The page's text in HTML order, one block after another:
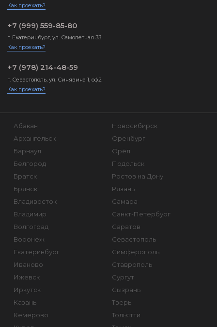
Как проехать?
+7 (999) 559-85-80
г. Екатеринбург, ул. Самолетная 33
Как проехать?
+7 (978) 214-48-59
г. Севастополь, ул. Синявина 1, оф.2
Как проехать?
Абакан
Архангельск
Барнаул
Белгород
Братск
Брянск
Владивосток
Владимир
Волгоград
Воронеж
Екатеринбург
Иваново
Ижевск
Иркутск
Казань
Кемерово
Новосибирск
Оренбург
Орёл
Подольск
Ростов на Дону
Рязань
Самара
Санкт-Петербург
Саратов
Севастополь
Симферополь
Ставрополь
Сургут
Сызрань
Тверь
Тольятти